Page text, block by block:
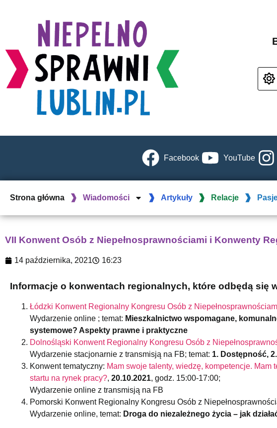
Facebook YouTube
Strona główna Wiadomości Artykuły Relacje
VII Konwent Osób z Niepełnosprawnościami i Konwenty
14 października, 2021 16:23
Informacje o konwentach regionalnych, które odbędą się
Łódzki Konwent Regionalny Kongresu Osób z
Wydarzenie online ; temat: Mieszkalnictwo wspomagane,
systemowe? Aspekty prawne i praktyczne
Dolnośląski Konwent Regionalny Kongresu Osób z
Wydarzenie stacjonarnie z transmisją na FB; temat: 1. Dostępność,
Konwent tematyczny: Mam swoje talenty, wiedzę, kompetencje.
startu na rynek pracy?, 20.10.2021, godz. 15:00-17:00;
Wydarzenie online z transmisją na FB
Pomorski Konwent Regionalny Kongresu Osób z
Wydarzenie online, temat: Droga do niezależnego życia – jak